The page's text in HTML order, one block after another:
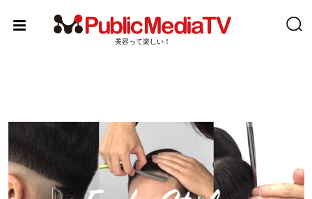
content
美容って楽しい！